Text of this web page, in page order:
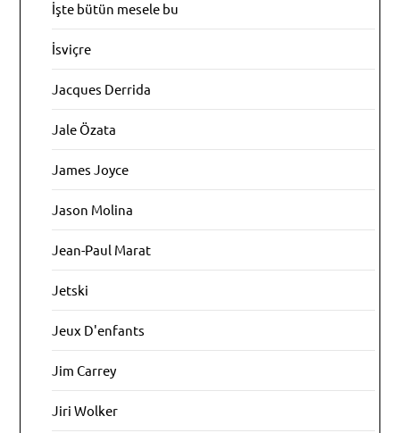
İşte bütün mesele bu
İsviçre
Jacques Derrida
Jale Özata
James Joyce
Jason Molina
Jean-Paul Marat
Jetski
Jeux D'enfants
Jim Carrey
Jiri Wolker